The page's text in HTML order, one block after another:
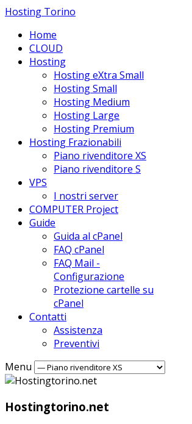
Hosting Torino
Home
CLOUD
Hosting
Hosting eXtra Small
Hosting Small
Hosting Medium
Hosting Large
Hosting Premium
Hosting Frazionabili
Piano rivenditore XS
Piano rivenditore S
VPS
I nostri server
COMPUTER Project
Guide
Guida al cPanel
FAQ cPanel
FAQ Mail -
Configurazione
Protezione cartelle su
cPanel
Contatti
Assistenza
Preventivi
Menu
Hostingtorino.net